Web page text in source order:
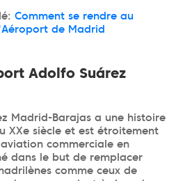
Comment se rendre au
de Madrid
Adolfo Suárez
Madrid-Barajas a une histoire
XXe siècle et est étroitement
commerciale en
dans le but de remplacer
comme ceux de